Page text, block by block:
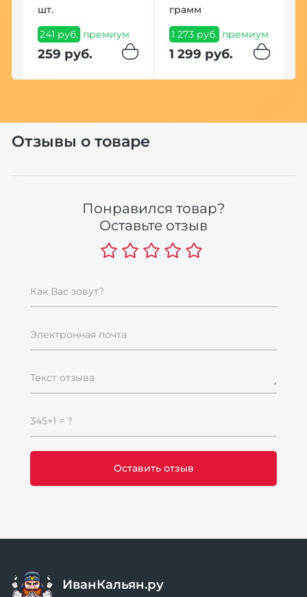
шт.
241 руб. премиум
259 руб.
грамм
1 273 руб. премиум
1 299 руб.
Отзывы о товаре
Понравился товар?
Оставьте отзыв
Как Вас зовут?
Электронная почта
Текст отзыва
345+1 = ?
ИванКальян.ру